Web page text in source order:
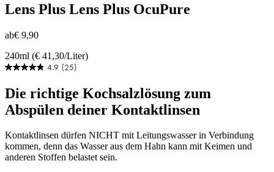
Lens Plus Lens Plus OcuPure
ab€ 9,90
240ml (€ 41,30/Liter)
4.9 (25)
4.9
Sternen.
25
Die richtige Kochsalzlösung zum
Abspülen deiner Kontaktlinsen
Kontaktlinsen dürfen NICHT mit Leitungswasser in Verbindung
kommen, denn das Wasser aus dem Hahn kann mit Keimen und
anderen Stoffen belastet sein.